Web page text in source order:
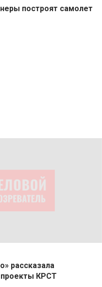
построят самолет
рассказала
проекты КРСТ